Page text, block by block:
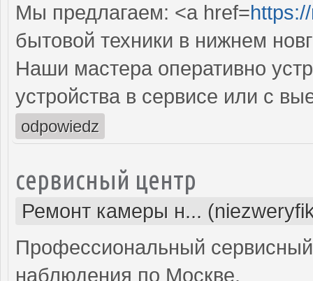
Мы предлагаем: <a href=
бытовой техники в нижнем
Наши мастера оперативно
устройства в сервисе или с
odpowiedz
сервисный центр
Ремонт камеры н...
Профессиональный
наблюдения по Москве.